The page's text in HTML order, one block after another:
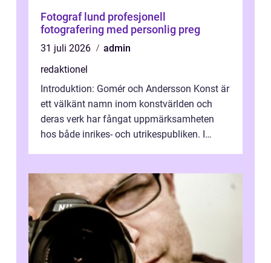
Fotograf lund profesjonell
fotografering med personlig preg
31 juli 2026
admin
redaktionel
Introduktion: Gomér och Andersson Konst är
ett välkänt namn inom konstvärlden och
deras verk har fångat uppmärksamheten
hos både inrikes- och utrikespubliken. I